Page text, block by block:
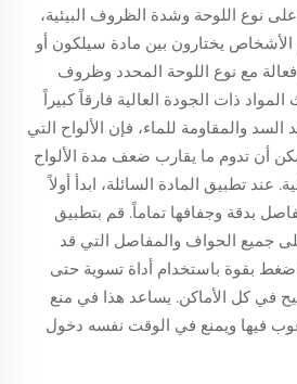
نوع اللوحة وشدة الظروف البيئية،
يختارون بين مادة سيلكون أو
مع نوع اللوحة المحدد وظروف
ذات الجودة العالية فارقاً كبيراً
والمقاومة للماء، فإن الألواح التي
أن تدوم ما يقارب ضعف مدة الألواح
عند تطبيق المادة السائلة، ابدأ أولاً
بدقة وجفافها تماماً. قم بتطبيق
جميع الحواف والمفاصل التي قد
بقوة باستخدام أداة تسوية حتى
في كل الأماكن. يساعد هذا في منع
فيها ويمنع في الوقت نفسه دخول